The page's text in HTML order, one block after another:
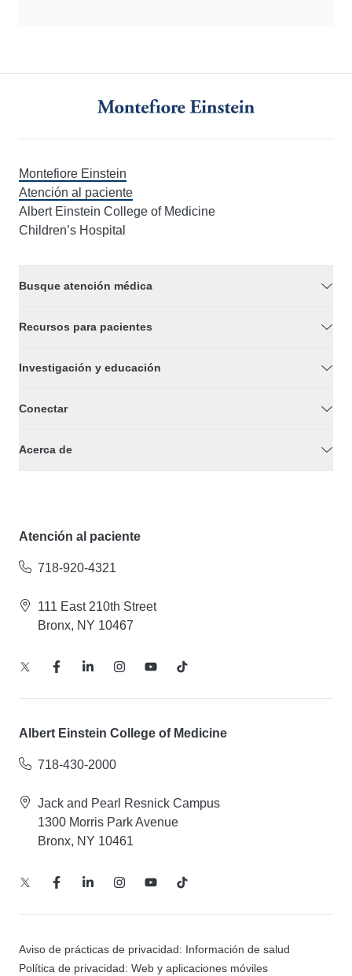
Montefiore Einstein
Atención al paciente
Albert Einstein College of Medicine
Children’s Hospital
Busque atención médica
Recursos para pacientes
Investigación y educación
Conectar
Acerca de
Atención al paciente
718-920-4321
111 East 210th Street
Bronx, NY 10467
Albert Einstein College of Medicine
718-430-2000
Jack and Pearl Resnick Campus
1300 Morris Park Avenue
Bronx, NY 10461
Aviso de prácticas de privacidad: Información de salud
Política de privacidad: Web y aplicaciones móviles